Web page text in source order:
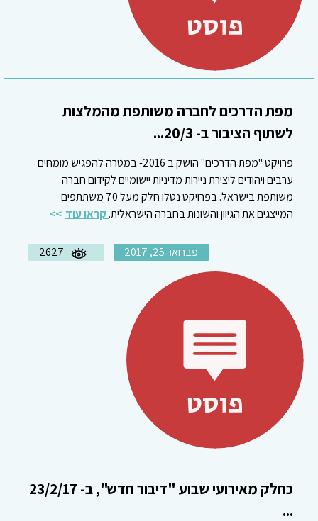
מפת הדרכים לחברה משותפת מהמלצות
לשתוף הציבור ב- 20/3...
פרויקט "מפת הדרכים" הושק ב 2016- במטרה להפגיש מומחים
ערבים ויהודים ליצירת ניירות מדיניות יישומיים לקידום חברה
משותפת בישראל. בפרויקט נטלו חלק מעל 70 משתתפים
המייצגים את הגיוון והשונות בחברה הישראלית. קראו עוד
פברואר 25, 2017 2627
כחלק מאירועי שבוע "דיבור חדש", ב- 23/2/17
...